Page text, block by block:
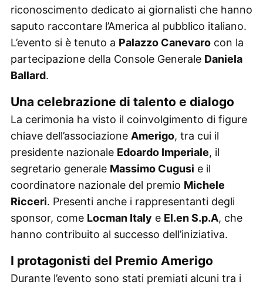
riconoscimento dedicato ai giornalisti che hanno
saputo raccontare l’America al pubblico italiano.
L’evento si è tenuto a Palazzo Canevarocon la
partecipazione della Console Generale Daniela
Ballard.
Una celebrazione di talento e dialogo
La cerimonia ha visto il coinvolgimento di figure
chiave dell’associazione Amerigo, tra cui il
presidente nazionale Edoardo Imperiale, il
segretario generale Massimo Cugusi e il
coordinatore nazionale del premio Michele
Ricceri. Presenti anche i rappresentanti degli
sponsor, come Locman Italy e El.en S.p.A, che
hanno contribuito al successo dell’iniziativa.
I protagonisti del Premio Amerigo
Durante l’evento sono stati premiati alcuni tra i